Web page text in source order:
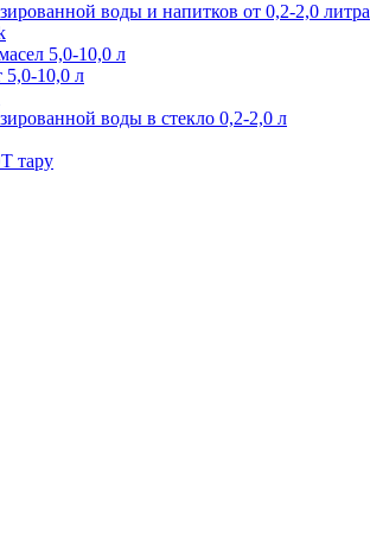
воды и напитков от 0,2-2,0 литра
5,0-10,0 л
5,0-10,0 л
воды в стекло 0,2-2,0 л
тару